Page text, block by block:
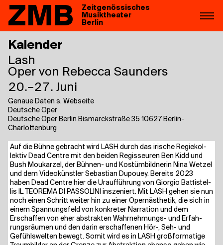
ZMB
Zeitgenössisches
Musiktheater
Berlin
Kalender
Lash
Oper von Rebecca Saunders
20.–27. Juni
Genaue Daten s. Webseite
Deutsche Oper
Deutsche Oper Berlin Bismarckstraße 35 10627 Berlin-
Charlottenburg
Auf die Büh­ne gebracht wird LASH durch das iri­sche Regie­kol­
lek­tiv Dead Cent­re mit den bei­den Regis­seu­ren Ben Kidd und
Bush Mou­kar­zel, der Büh­nen- und Kos­tüm­bild­ne­rin Nina Wet­zel
und dem Video­künst­ler Sebas­ti­an Dupouey. Bereits 2023
haben Dead Cent­re hier die Urauf­füh­rung von Gior­gio Bat­tistel­
lis IL TEO­RE­MA DI PAS­SO­LI­NI insze­niert. Mit LASH gehen sie nun
noch einen Schritt wei­ter hin zu einer Opern­äs­the­tik, die sich in
einem Span­nungs­feld von kon­kre­ter Nar­ra­ti­on und dem
Erschaf­fen von eher abs­trak­ten Wahr­neh­mungs- und Erfah­
rungs­räu­men und den dar­in erschaf­fe­nen Hör‑, Seh- und
Gefühls­wel­ten bewegt. Somit wird es in LASH groß­for­ma­ti­ge